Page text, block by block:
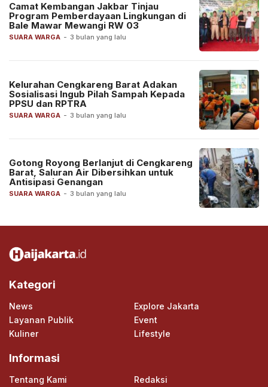
SUARA WARGA - 3 bulan yang lalu
Camat Kembangan Jakbar Tinjau
Program Pemberdayaan Lingkungan di
Bale Mawar Mewangi RW 03
SUARA WARGA - 3 bulan yang lalu
Kelurahan Cengkareng Barat Adakan
Sosialisasi Ingub Pilah Sampah Kepada
PPSU dan RPTRA
SUARA WARGA - 3 bulan yang lalu
Gotong Royong Berlanjut di Cengkareng
Barat, Saluran Air Dibersihkan untuk
Antisipasi Genangan
Kategori
News
Explore Jakarta
Layanan Publik
Event
Kuliner
Lifestyle
Informasi
Tentang Kami Redaksi